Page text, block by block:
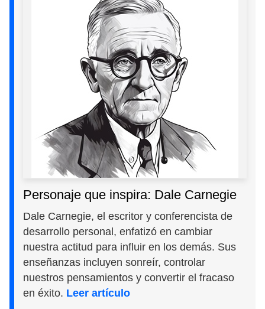
Personaje que inspira: Dale Carnegie
Dale Carnegie, el escritor y conferencista de
desarrollo personal, enfatizó en cambiar
nuestra actitud para influir en los demás. Sus
enseñanzas incluyen sonreír, controlar
nuestros pensamientos y convertir el fracaso
en éxito. Leer artículo